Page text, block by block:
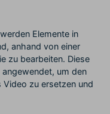
Elemente in
anhand von einer
zu bearbeiten. Diese
um den
zu ersetzen und